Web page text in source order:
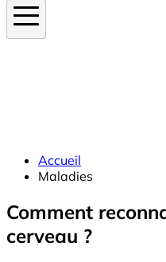
Accueil
Maladies
Comment
cerveau ?